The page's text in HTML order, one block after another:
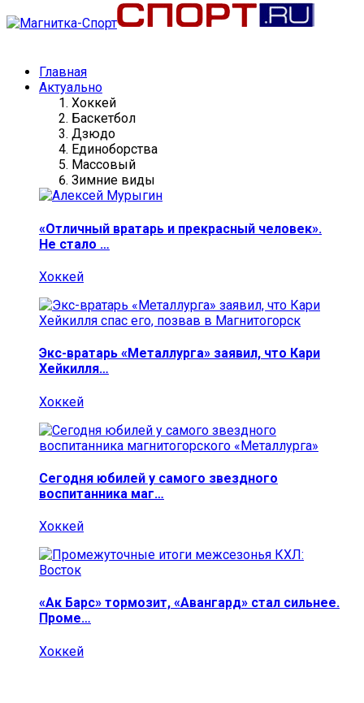
Главная
Актуально
Хоккей
Баскетбол
Дзюдо
Единоборства
Массовый
Зимние виды
«Отличный вратарь и прекрасный человек».
Не стало …
Хоккей
Экс-вратарь «Металлурга» заявил, что Кари
Хейкилля…
Хоккей
Сегодня юбилей у самого звездного
воспитанника маг…
Хоккей
«Ак Барс» тормозит, «Авангард» стал сильнее.
Проме…
Хоккей